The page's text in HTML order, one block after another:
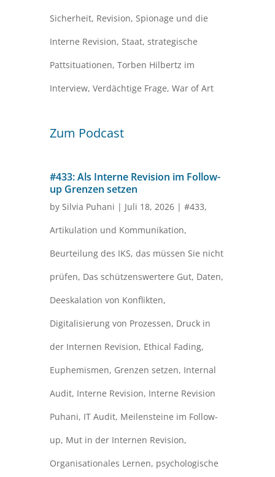
Sicherheit, Revision, Spionage und die
Interne Revision, Staat, strategische
Pattsituationen, Torben Hilbertz im
Interview, Verdächtige Frage, War of Art
Zum Podcast
#433: Als Interne Revision im Follow-
up Grenzen setzen
by Silvia Puhani | Juli 18, 2026| #433,
Artikulation und Kommunikation,
Beurteilung des IKS, das müssen Sie nicht
prüfen, Das schützenswertere Gut, Daten,
Deeskalation von Konflikten,
Digitalisierung von Prozessen, Druck in
der Internen Revision, Ethical Fading,
Euphemismen, Grenzen setzen, Internal
Audit, Interne Revision, Interne Revision
Puhani, IT Audit, Meilensteine im Follow-
up, Mut in der Internen Revision,
Organisationales Lernen, psychologische